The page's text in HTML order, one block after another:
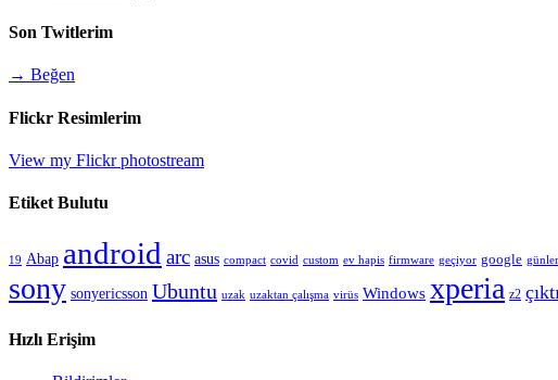
Son Twitlerim
→ Beğen
Flickr Resimlerim
View my Flickr photostream
Etiket Bulutu
19 Abap android arc asus compact covid custom ev hapis firmware geçiyor google günler
sony sonyericsson Ubuntu uzak uzaktan çalışma virüs Windows xperia z2
Hızlı Erişim